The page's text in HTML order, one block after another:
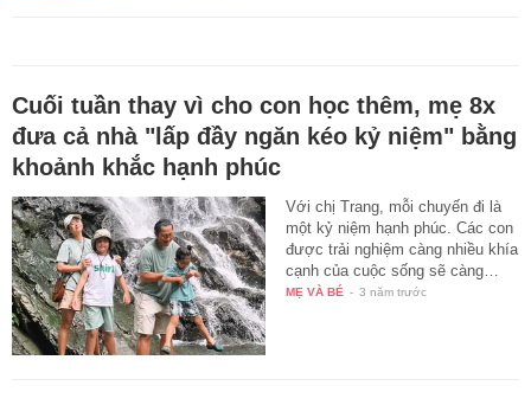
Cuối tuần thay vì cho con học thêm, mẹ 8x
đưa cả nhà "lấp đầy ngăn kéo kỷ niệm" bằng
khoảnh khắc hạnh phúc
Với chị Trang, mỗi chuyến đi là
một kỷ niệm hạnh phúc. Các con
được trải nghiệm càng nhiều khía
cạnh của cuộc sống sẽ càng…
MẸ VÀ BÉ - 3 năm trước